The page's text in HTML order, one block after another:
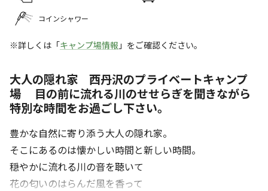
コインシャワー
※詳しくは「キャンプ場情報 」をご確認ください。
大人の隠れ家 西丹沢のプライベートキャンプ
場 目の前に流れる川のせせらぎを聞きながら
特別な時間をお過ごし下さい。
豊かな自然に寄り添う大人の隠れ家。
そこにあるのは懐かしい時間と新しい時間。
穏やかに流れる川の音を聴いて
花の匂いのはらんだ風を香って